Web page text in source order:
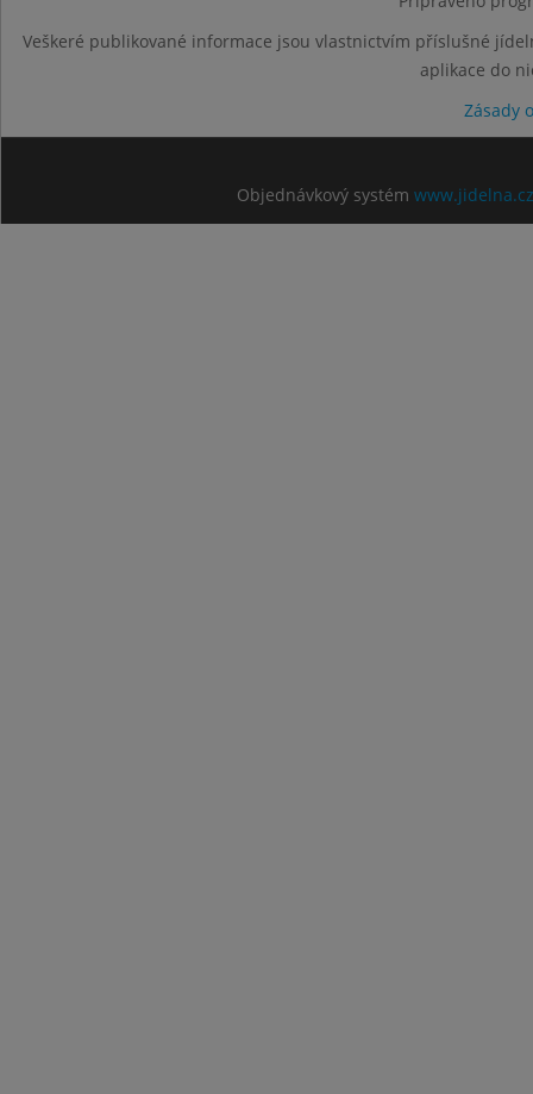
Veškeré publikované informace jsou vlastnictvím příslušné
aplikace do
Zásady
Objednávkový systém www.jidelna.cz